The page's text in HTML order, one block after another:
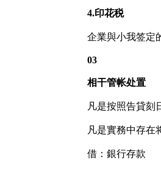
4.印花税
企業與小我签定
03
相干管帐处置
凡是按照告貸刻
凡是實務中存在
借：銀行存款